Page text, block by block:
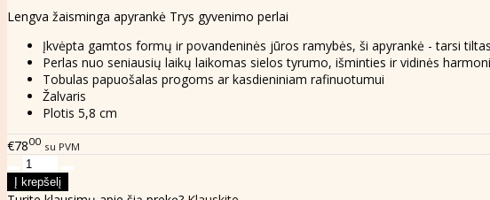
Lengva žaisminga apyrankė Trys gyvenimo perlai
Įkvėpta gamtos formų ir povandeninės jūros ramybės, ši apyrankė - tarsi
Perlas nuo seniausių laikų laikomas sielos tyrumo, išminties ir vidinės
Tobulas papuošalas progoms ar kasdieniniam rafinuotumui
Žalvaris
Plotis 5,8 cm
€7800 su PVM